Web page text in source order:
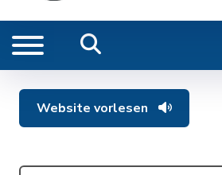
Website vorlesen